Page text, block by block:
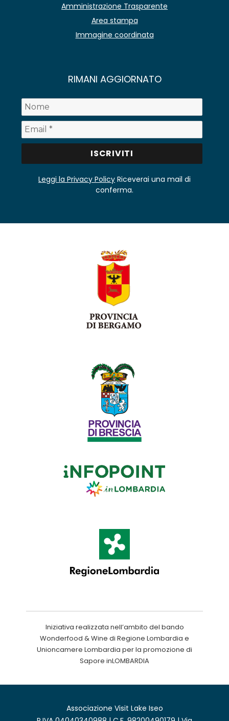
Amministrazione Trasparente
Area stampa
Immagine coordinata
RIMANI AGGIORNATO
Leggi la Privacy Policy Riceverai una mail di
conferma.
Iniziativa realizzata nell’ambito del bando
Wonderfood & Wine di Regione Lombardia e
Unioncamere Lombardia per la promozione di
Sapore inLOMBARDIA
Associazione Visit Lake Iseo